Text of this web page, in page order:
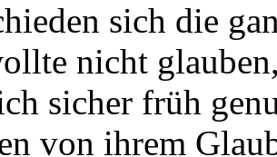
sich die
nicht
sicher früh
von ihrem